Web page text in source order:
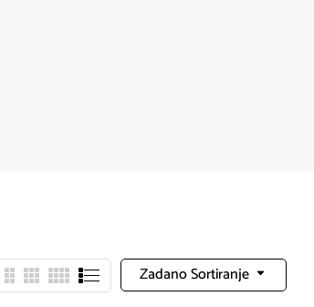
Zadano Sortiranje